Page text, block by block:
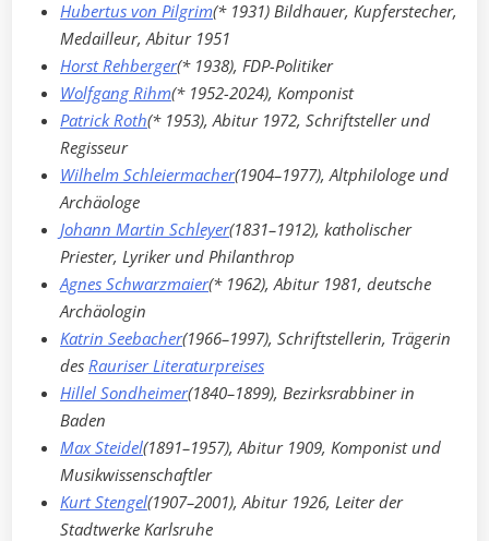
Hubertus von Pilgrim(* 1931) Bildhauer, Kupferstecher,
Medailleur, Abitur 1951
Horst Rehberger(* 1938), FDP-Politiker
Wolfgang Rihm(* 1952-2024), Komponist
Patrick Roth(* 1953), Abitur 1972, Schriftsteller und
Regisseur
Wilhelm Schleiermacher(1904–1977), Altphilologe und
Archäologe
Johann Martin Schleyer(1831–1912), katholischer
Priester, Lyriker und Philanthrop
Agnes Schwarzmaier(* 1962), Abitur 1981, deutsche
Archäologin
Katrin Seebacher(1966–1997), Schriftstellerin, Trägerin
des Rauriser Literaturpreises
Hillel Sondheimer(1840–1899), Bezirksrabbiner in
Baden
Max Steidel(1891–1957), Abitur 1909, Komponist und
Musikwissenschaftler
Kurt Stengel(1907–2001), Abitur 1926, Leiter der
Stadtwerke Karlsruhe